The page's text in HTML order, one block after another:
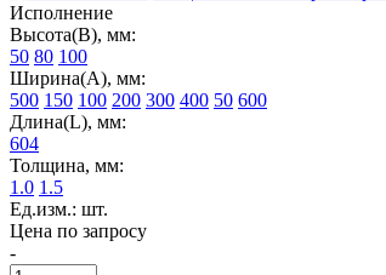
Исполнение
Высота(В), мм:
50 80 100
Ширина(А), мм:
500 150 100 200 300 400 50 600
Длина(L), мм:
604
Толщина, мм:
1.0 1.5
Ед.изм.: шт.
Цена по запросу
-